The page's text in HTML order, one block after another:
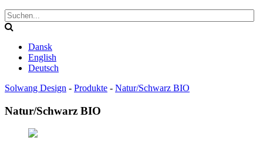
Dansk
English
Deutsch
Solwang Design - Produkte - Natur/Schwarz BIO
Natur/Schwarz BIO